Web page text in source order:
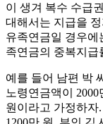
이 생겨 복수 수급
대해서는 지급을
유족연금일 경우에
족연금의 중복지급
예를 들어 남편 박
노령연금액이
원이라고 가정하자